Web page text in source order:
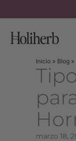
al
contenido
Inicio » Blog »
marzo 18,